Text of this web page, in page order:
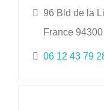
96 Bld de la
France 94300
06 12 43 79